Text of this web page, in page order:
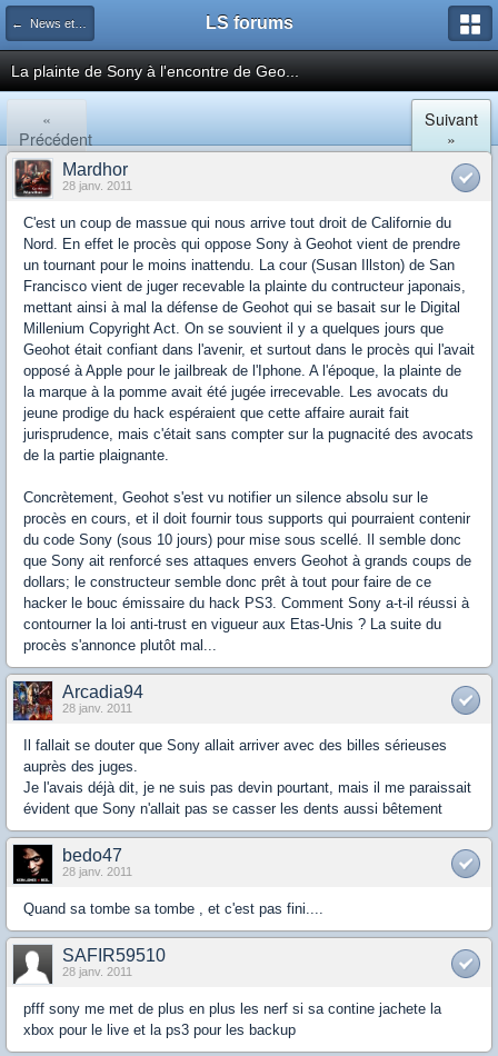
← News et actualités postées sur LS LS forums
La plainte de Sony à l'encontre de Geo...
«
Précédent
Suivant
»
Mardhor
28 janv. 2011
C'est un coup de massue qui nous arrive tout droit de Californie du
Nord. En effet le procès qui oppose Sony à Geohot vient de prendre
un tournant pour le moins inattendu. La cour (Susan Illston) de San
Francisco vient de juger recevable la plainte du contructeur japonais,
mettant ainsi à mal la défense de Geohot qui se basait sur le Digital
Millenium Copyright Act. On se souvient il y a quelques jours que
Geohot était confiant dans l'avenir, et surtout dans le procès qui l'avait
opposé à Apple pour le jailbreak de l'Iphone. A l'époque, la plainte de
la marque à la pomme avait été jugée irrecevable. Les avocats du
jeune prodige du hack espéraient que cette affaire aurait fait
jurisprudence, mais c'était sans compter sur la pugnacité des avocats
de la partie plaignante.
Concrètement, Geohot s'est vu notifier un silence absolu sur le
procès en cours, et il doit fournir tous supports qui pourraient contenir
du code Sony (sous 10 jours) pour mise sous scellé. Il semble donc
que Sony ait renforcé ses attaques envers Geohot à grands coups de
dollars; le constructeur semble donc prêt à tout pour faire de ce
hacker le bouc émissaire du hack PS3. Comment Sony a-t-il réussi à
contourner la loi anti-trust en vigueur aux Etas-Unis ? La suite du
procès s'annonce plutôt mal...
Arcadia94
28 janv. 2011
Il fallait se douter que Sony allait arriver avec des billes sérieuses
auprès des juges.
Je l'avais déjà dit, je ne suis pas devin pourtant, mais il me paraissait
évident que Sony n'allait pas se casser les dents aussi bêtement
bedo47
28 janv. 2011
Quand sa tombe sa tombe , et c'est pas fini....
SAFIR59510
28 janv. 2011
pfff sony me met de plus en plus les nerf si sa contine jachete la
xbox pour le live et la ps3 pour les backup